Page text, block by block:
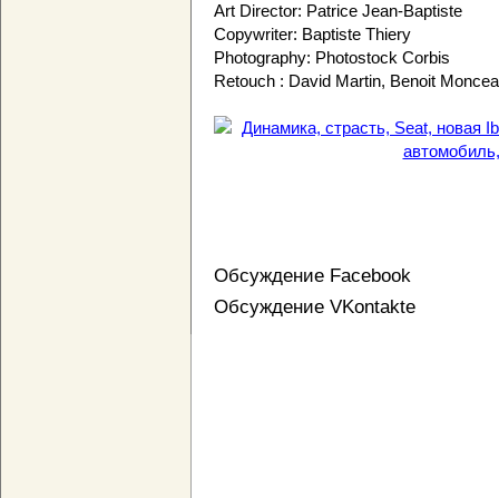
Art Director: Patrice Jean-Baptiste
Copywriter: Baptiste Thiery
Photography: Photostock Corbis
Retouch : David Martin, Benoit
Обсуждение Facebook
Обсуждение VKontakte